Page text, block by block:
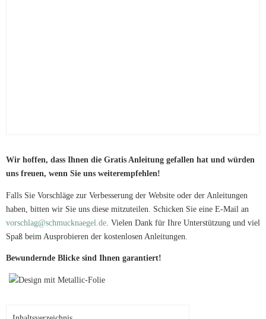
Wir hoffen, dass Ihnen die Gratis Anleitung gefallen hat und würden
uns freuen, wenn Sie uns weiterempfehlen!
Falls Sie Vorschläge zur Verbesserung der Website oder der Anleitungen
haben, bitten wir Sie uns diese mitzuteilen. Schicken Sie eine E-Mail an
vorschlag@schmucknaegel.de . Vielen Dank für Ihre Unterstützung und viel
Spaß beim Ausprobieren der kostenlosen Anleitungen.
Bewundernde Blicke sind Ihnen garantiert!